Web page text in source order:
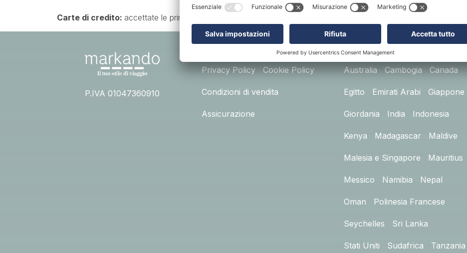
Carte di credito: accettate le principali carte di credito.
P.IVA 01047360910
Privacy Policy
Cookie Policy
Condizioni di vendita
Assicurazione
DESTINAZIONI
Australia
Cambogia Canada
Egitto Emirati Arabi Giappone
Giordania India Indonesia
Kenya Madagascar Maldive
Malesia e Singapore Mauritius
Messico Namibia Nepal
Oman Polinesia Francese
Seychelles Sri Lanka
Stati Uniti Sudafrica Tanzania